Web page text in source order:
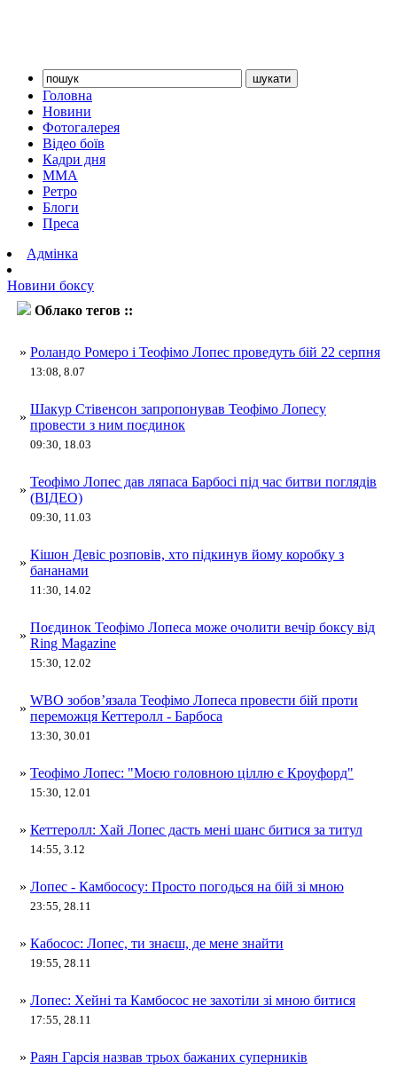
Головна
Новини
Фотогалерея
Відео боїв
Кадри дня
ММА
Ретро
Блоги
Преса
Адмінка
Новини боксу
Облако тегов ::
» Роландо Ромеро і Теофімо Лопес проведуть бій 22 серпня
13:08, 8.07
»
Шакур Стівенсон запропонував Теофімо Лопесу
провести з ним поєдинок
09:30, 18.03
»
Теофімо Лопес дав ляпаса Барбосі під час битви поглядів
(ВІДЕО)
09:30, 11.03
»
Кішон Девіс розповів, хто підкинув йому коробку з
бананами
11:30, 14.02
»
Поєдинок Теофімо Лопеса може очолити вечір боксу від
Ring Magazine
15:30, 12.02
»
WBO зобов’язала Теофімо Лопеса провести бій проти
переможця Кеттеролл - Барбоса
13:30, 30.01
» Теофімо Лопес: "Моєю головною ціллю є Кроуфорд"
15:30, 12.01
» Кеттеролл: Хай Лопес дасть мені шанс битися за титул
14:55, 3.12
» Лопес - Камбососу: Просто погодься на бій зі мною
23:55, 28.11
» Кабосос: Лопес, ти знаєш, де мене знайти
19:55, 28.11
» Лопес: Хейні та Камбосос не захотіли зі мною битися
17:55, 28.11
» Раян Гарсія назвав трьох бажаних суперників